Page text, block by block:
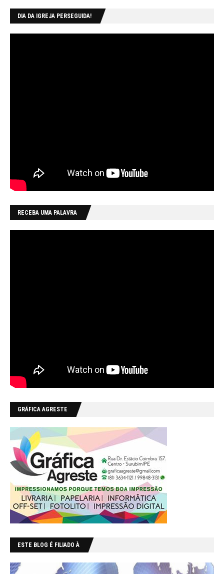
DIA DA IGREJA PERSEGUIDA!
RECEBA UMA PALAVRA
GRÁFICA AGRESTE
ESTE BLOG É FILIADO À